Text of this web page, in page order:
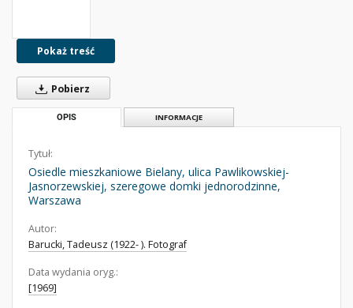
Pokaż treść
Pobierz
OPIS INFORMACJE
Tytuł:
Osiedle mieszkaniowe Bielany, ulica Pawlikowskiej-
Jasnorzewskiej, szeregowe domki jednorodzinne,
Warszawa
Autor:
Barucki, Tadeusz (1922- ). Fotograf
Data wydania oryg.:
[1969]